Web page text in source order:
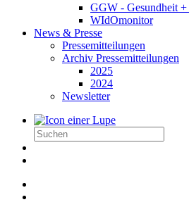
GGW - Gesundheit +
WIdOmonitor
News & Presse
Pressemitteilungen
Archiv Pressemitteilungen
2025
2024
Newsletter